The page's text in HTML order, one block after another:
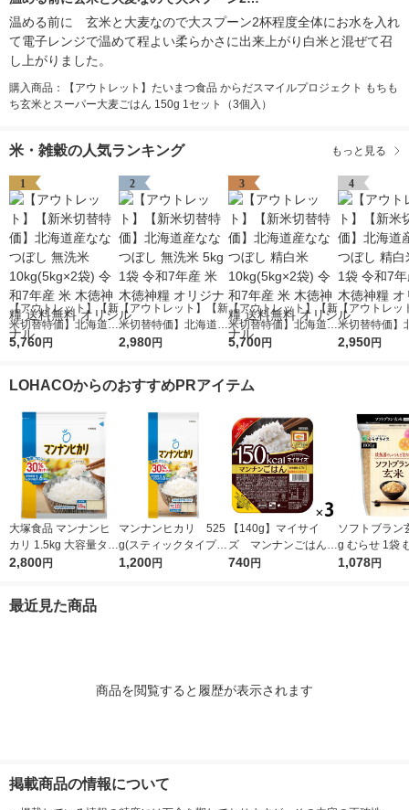
温める前に 玄米と大麦なので大スプーン2杯程度全体にお水を入れ
て電子レンジで温めて程よい柔らかさに出来上がり白米と混ぜて召
し上がりました。
購入商品：【アウトレット】たいまつ食品 からだスマイルプロジェクト もちも
ち玄米とスーパー大麦ごはん 150g 1セット（3個入）
米・雑穀の人気ランキング もっと見る
1
【アウトレット】【新
米切替特価】北海道産
ななつぼし 無洗米 10
料 オリジナル
5,760円
2
【アウトレット】【新
米切替特価】北海道産
ななつぼし 無洗米 5k
2,980円
3
【アウトレット】【新
米切替特価】北海道産
ななつぼし 精白米 10
料 オリジナル
5,700円
4
【アウトレッ
米切替特価】
ななつぼし 精
2,950円
LOHACOからのおすすめPRアイテム
大塚食品 マンナンヒ
カリ 1.5kg 大容量タイ
プ (通販用)
2,800円
マンナンヒカリ 525
g(スティックタイプ)
1パック（75g×7本
1,200円
【140g】マイサイ
ズ マンナンごはん
富山県産コシヒカリ
740円
ソフトブラン
g むらせ 1袋
イス 水洗い
1,078円
最近見た商品
商品を閲覧すると履歴が表示されます
掲載商品の情報について